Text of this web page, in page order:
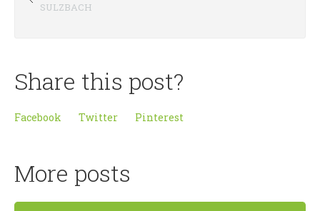
SULZBACH
Share this post?
Facebook Twitter Pinterest
More posts